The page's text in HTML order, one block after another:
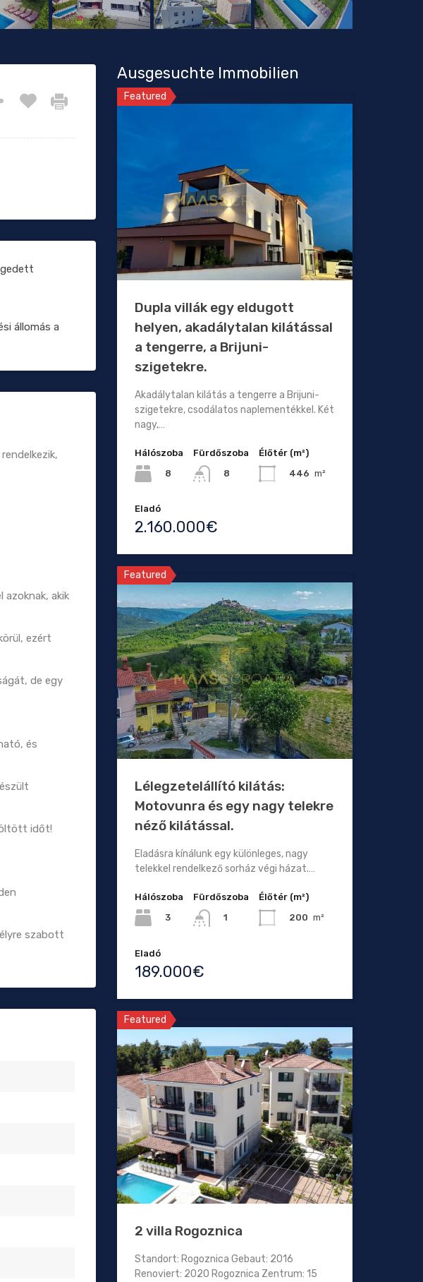
állomás a
akik
ezért
de egy
és
időt!
szabott
Ausgesuchte Immobilien
Featured
Dupla villák egy eldugott
helyen, akadálytalan kilátással
a tengerre, a Brijuni-
szigetekre.
Akadálytalan kilátás a tengerre a Brijuni-
szigetekre, csodálatos naplementékkel. Két
nagy,…
Hálószoba
8
Fürdőszoba
8
Élőtér (m²)
446 m²
Eladó
2.160.000€
Featured
Lélegzetelállító kilátás:
Motovunra és egy nagy telekre
néző kilátással.
Eladásra kínálunk egy különleges, nagy
telekkel rendelkező sorház végi házat.…
Hálószoba
3
Fürdőszoba
1
Élőtér (m²)
200 m²
Eladó
189.000€
Featured
2 villa Rogoznica
Standort: Rogoznica Gebaut: 2016
Renoviert: 2020 Rogoznica Zentrum: 15